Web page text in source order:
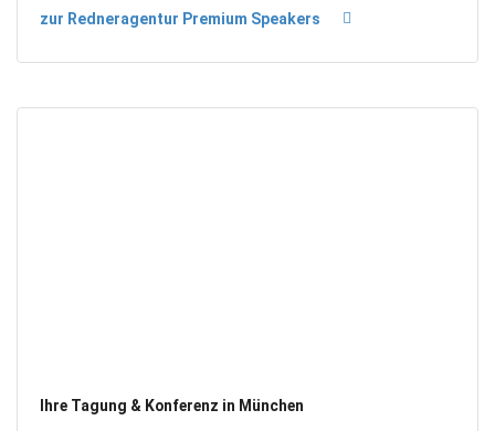
zur Redneragentur Premium Speakers
Ihre Tagung & Konferenz in München